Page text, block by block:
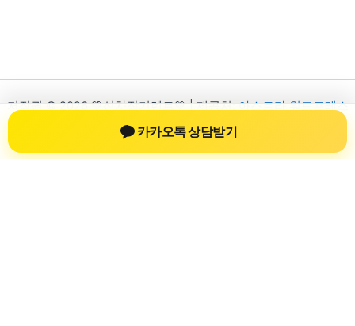
저작권 © 2026 💚신차장기렌트💚 | 제공처:
아스트라 워드프레스
테마
카카오톡 상담받기